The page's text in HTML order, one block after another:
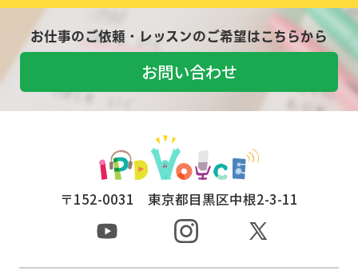
お仕事のご依頼・レッスンのご希望はこちらから
お問い合わせ
〒152-0031 東京都目黒区中根2-3-11